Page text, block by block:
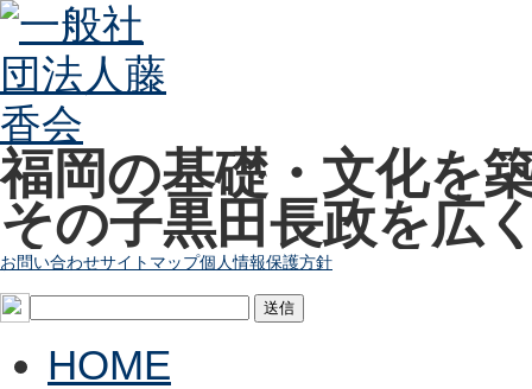
福岡の基礎・文化を
その子黒田長政を広
お問い合わせサイトマップ個人情報保護方針
HOME